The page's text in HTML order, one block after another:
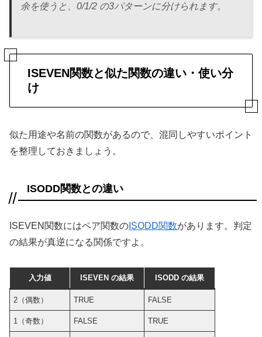
余を使うと、0/1/2 の3パターンに分けられます。
ISEVEN関数と似た関数の違い・使い分
け
似た用途や名前の関数があるので、混同しやすいポイント
を整理しておきましょう。
ISODD関数との違い
ISEVEN関数にはペア関数の ISODD関数があります。判定
の結果が真逆になる関係ですよ。
入力値 ISEVEN の結果 ISODD の結果
2（偶数） TRUE FALSE
1（奇数） FALSE TRUE